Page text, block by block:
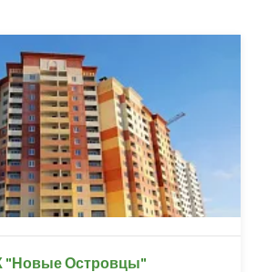
"Новые Островцы"